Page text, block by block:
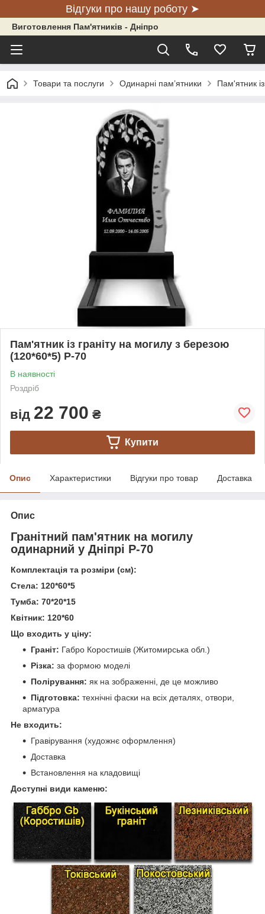
Відгуки про нашу роботу ➤
Виготовлення Пам'ятників - Дніпро
Товари та послуги Одинарні пам’ятники Пам'ятник
Пам'ятник із граніту на могилу з березою
(120*60*5) Р-70
В наявності
Роздріб
від 22 700 ₴
Купити
Опис Характеристики Відгуки про товар Доставка
Опис
Гранітний пам'ятник на могилу
одинарний у Дніпрі Р-70
Комплектація та розміри (см):
Стела: 120*60*5
Тумба: 70*20*15
Квітник: 120*60
Що входить у ціну:
Граніт: Габро Коростишів (Житомирська обл.)
Різка: за формою моделі
Полірування: як на зображенні, де це можливо
Підготовка: технічні фаски на всіх деталях, отвори,
арматура
Не входить:
Гравірування (художнє оформлення)
Доставка
Встановлення на кладовищі
Доступні види каменю: